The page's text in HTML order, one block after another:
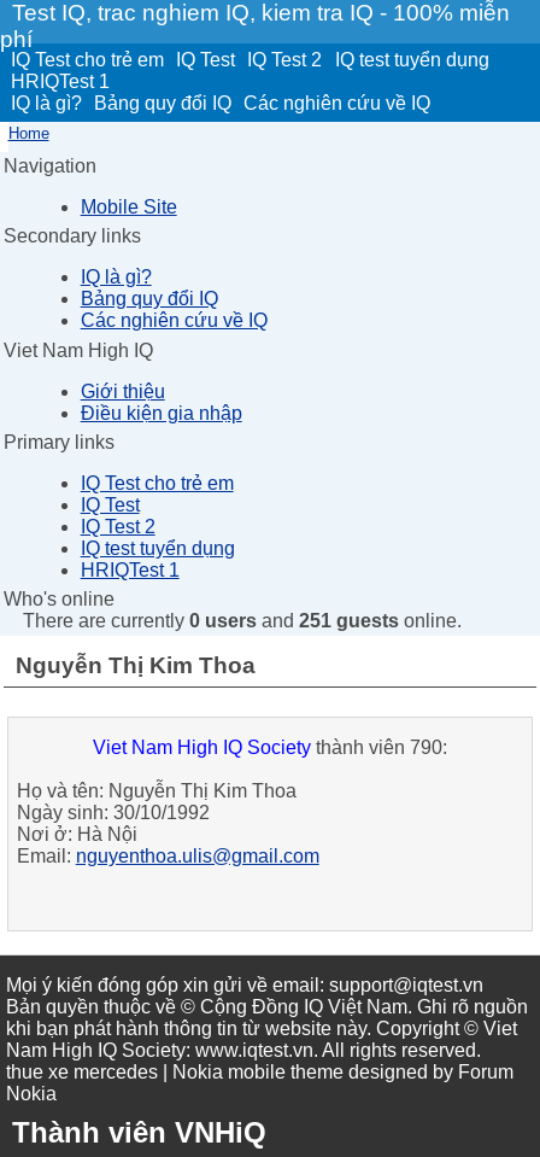
Test IQ, trac nghiem IQ, kiem tra IQ - 100% miễn
phí
IQ Test cho trẻ em IQ Test IQ Test 2
IQ test tuyển dụng
HRIQTest 1
IQ là gì?
Bảng quy đổi IQ Các nghiên cứu về IQ
Home
Navigation
Mobile Site
Secondary links
IQ là gì?
Bảng quy đổi IQ
Các nghiên cứu về IQ
Viet Nam High IQ
Giới thiệu
Điều kiện gia nhập
Primary links
IQ Test cho trẻ em
IQ Test
IQ Test 2
IQ test tuyển dụng
HRIQTest 1
Who's online
There are currently 0 usersand 251 guestsonline.
Nguyễn Thị Kim Thoa
Viet Nam High IQ Societythành viên 790:
Họ và tên: Nguyễn Thị Kim Thoa
Ngày sinh: 30/10/1992
Nơi ở: Hà Nội
Email: nguyenthoa.ulis@gmail.com
Mọi ý kiến đóng góp xin gửi về email: support@iqtest.vn
Bản quyền thuộc về © Cộng Đồng IQ Việt Nam. Ghi rõ nguồn
khi bạn phát hành thông tin từ website này. Copyright © Viet
Nam High IQ Society: www.iqtest.vn. All rights reserved.
thue xe mercedes | Nokia mobile theme designed by Forum
Nokia
Thành viên VNHiQ